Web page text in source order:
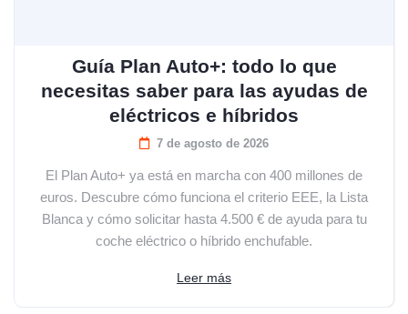
Guía Plan Auto+: todo lo que
necesitas saber para las ayudas de
eléctricos e híbridos
7 de agosto de 2026
El Plan Auto+ ya está en marcha con 400 millones de
euros. Descubre cómo funciona el criterio EEE, la Lista
Blanca y cómo solicitar hasta 4.500 € de ayuda para tu
coche eléctrico o híbrido enchufable.
Leer más